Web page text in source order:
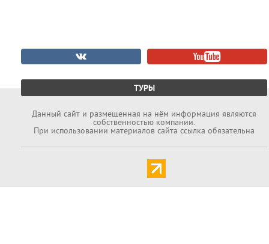
ТУРЫ
Данный cайт и размещенная на нём информация являются
собственностью компании.
При использовании материалов сайта ссылка обязательна